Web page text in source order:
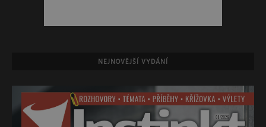
NEJNOVĚJŠÍ VYDÁNÍ